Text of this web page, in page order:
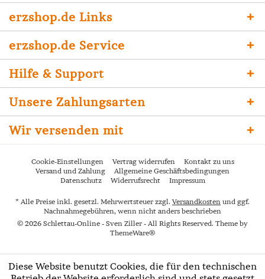
erzshop.de Links
erzshop.de Service
Hilfe & Support
Unsere Zahlungsarten
Wir versenden mit
Cookie-Einstellungen Vertrag widerrufen
Kontakt zu uns
Versand und Zahlung
Allgemeine Geschäftsbedingungen
Datenschutz
Widerrufsrecht Impressum
* Alle Preise inkl. gesetzl. Mehrwertsteuer zzgl. Versandkosten und ggf.
Nachnahmegebühren, wenn nicht anders beschrieben
© 2026 Schlettau-Online - Sven Ziller - All Rights Reserved. Theme by
ThemeWare®
Diese Website benutzt Cookies, die für den technischen